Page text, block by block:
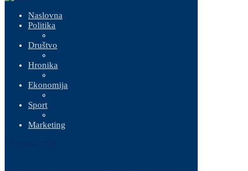
Naslovna
Politika
Društvo
Hronika
Ekonomija
Sport
Marketing